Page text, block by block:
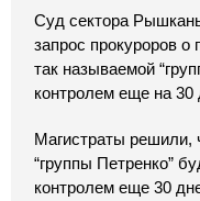
Суд сектора
запрос прокуроров
так называемой
контролем еще на 30
Магистраты решили,
“группы Петренко”
контролем еще 30